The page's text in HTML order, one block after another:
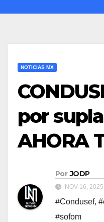
NOTICIAS MX
por
AHORA
Por JODP
NOV 16, 2025
#Condusef,
#sofom